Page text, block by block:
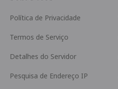
Política de Privacidade
Termos de Serviço
Detalhes do Servidor
Pesquisa de Endereço IP